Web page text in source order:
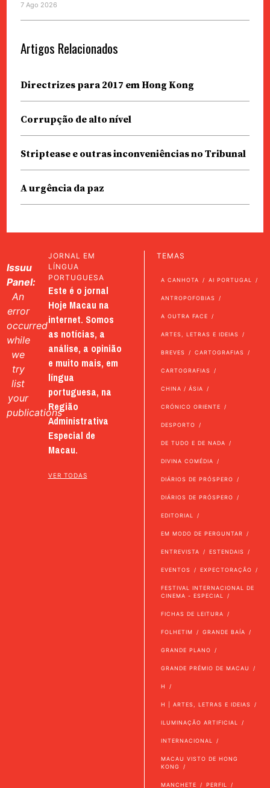
7 Ago 2026
Artigos Relacionados
Directrizes para 2017 em Hong Kong
Corrupção de alto nível
Striptease e outras inconveniências no Tribunal
A urgência da paz
Issuu
Panel:
An
error
occurred
while
we
try
list
your
publications
JORNAL EM
LÍNGUA
PORTUGUESA
Este é o jornal
Hoje Macau na
internet. Somos
as notícias, a
análise, a opinião
e muito mais, em
língua
portuguesa, na
Região
Administrativa
Especial de
Macau.
VER TODAS
TEMAS
A CANHOTA AI PORTUGAL
ANTROPOFOBIAS
A OUTRA FACE
ARTES, LETRAS E IDEIAS
BREVES CARTOGRAFIAS
CARTOGRAFIAS
CHINA / ÁSIA
CRÓNICO ORIENTE
DESPORTO
DE TUDO E DE NADA
DIVINA COMÉDIA
DIÁRIOS DE PRÓSPERO
DIÁRIOS DE PRÓSPERO
EDITORIAL
EM MODO DE PERGUNTAR
ENTREVISTA ESTENDAIS
EVENTOS EXPECTORAÇÃO
FESTIVAL INTERNACIONAL DE
CINEMA - ESPECIAL
FICHAS DE LEITURA
FOLHETIM GRANDE BAÍA
GRANDE PLANO
GRANDE PRÉMIO DE MACAU
H
H | ARTES, LETRAS E IDEIAS
ILUMINAÇÃO ARTIFICIAL
INTERNACIONAL
MACAU VISTO DE HONG
KONG
MANCHETE PERFIL